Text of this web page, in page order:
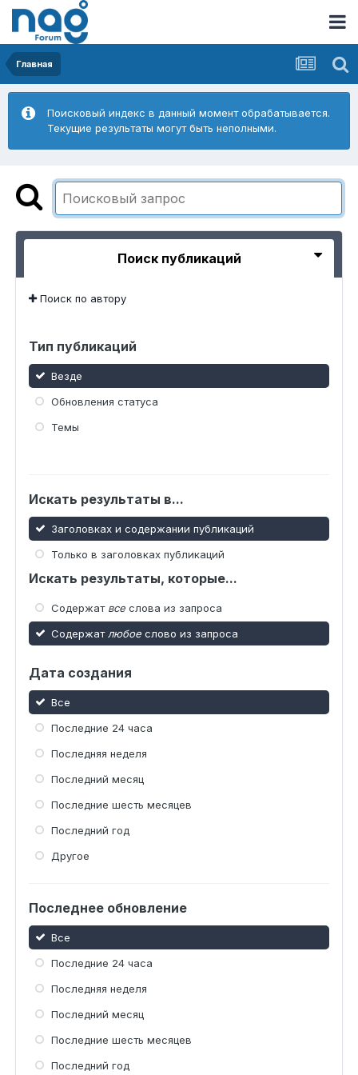
Главная
Поисковый индекс в данный момент обрабатывается.
Текущие результаты могут быть неполными.
Поиск публикаций
Поиск по автору
Тип публикаций
Везде
Обновления статуса
Темы
Искать результаты в...
Заголовках и содержании публикаций
Только в заголовках публикаций
Искать результаты, которые...
Содержат все слова из запроса
Содержат любое слово из запроса
Дата создания
Все
Последние 24 часа
Последняя неделя
Последний месяц
Последние шесть месяцев
Последний год
Другое
Последнее обновление
Все
Последние 24 часа
Последняя неделя
Последний месяц
Последние шесть месяцев
Последний год